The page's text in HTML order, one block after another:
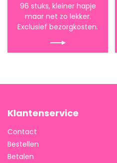
96 stuks, kleiner hapje
maar net zo lekker.
Exclusief bezorgkosten.
Klantenservice
Contact
Bestellen
Betalen